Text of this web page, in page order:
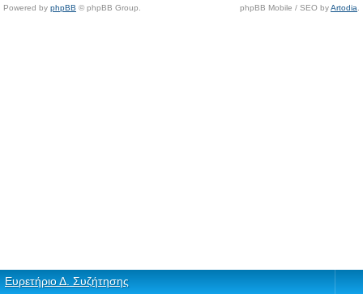
Powered by phpBB © phpBB Group. phpBB Mobile / SEO byArtodia
Ευρετήριο Δ. Συζήτησης